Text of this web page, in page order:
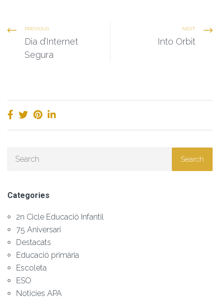
PREVIOUS
Dia d’Internet
Segura
NEXT
Into Orbit
Search
Categories
2n Cicle Educació Infantil
75 Aniversari
Destacats
Educació primària
Escoleta
ESO
Noticies APA